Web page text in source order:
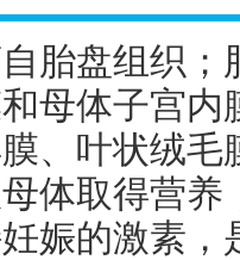
胎盘组织；
母体子宫
、叶状绒
体取得营
娠的激素